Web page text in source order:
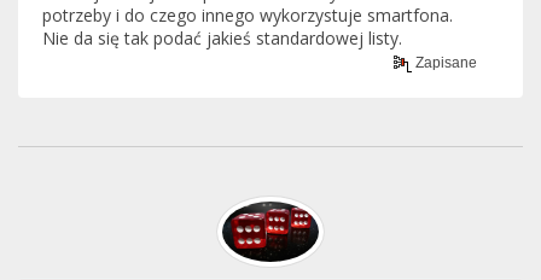
potrzeby i do czego innego wykorzystuje smartfona.
Nie da się tak podać jakieś standardowej listy.
Zapisane